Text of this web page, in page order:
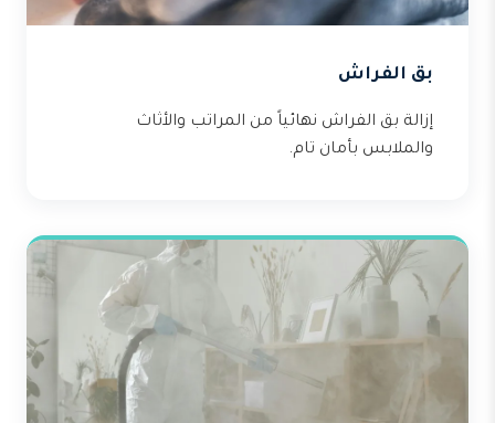
بق الفراش
إزالة بق الفراش نهائياً من المراتب والأثاث
والملابس بأمان تام.